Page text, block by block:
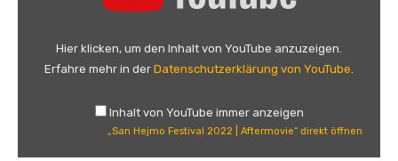
Hier klicken, um den Inhalt von YouTube anzuzeigen.
Erfahre mehr in der Datenschutzerklärung von YouTube.
Inhalt von YouTube immer anzeigen
„San Hejmo Festival 2022 | Aftermovie“ direkt öffnen